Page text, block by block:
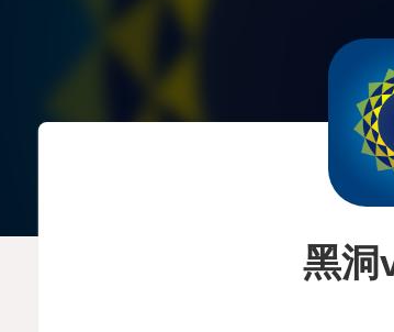
黑洞